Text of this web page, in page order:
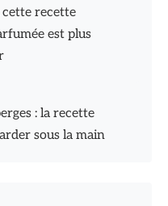
cette recette
est plus
: la recette
sous la main